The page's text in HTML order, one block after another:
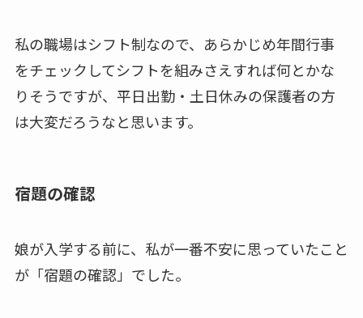
私の職場はシフト制なので、あらかじめ年間行事
をチェックしてシフトを組みさえすれば何とかな
りそうですが、平日出勤・土日休みの保護者の方
は大変だろうなと思います。
宿題の確認
娘が入学する前に、私が一番不安に思っていたこと
が「宿題の確認」でした。